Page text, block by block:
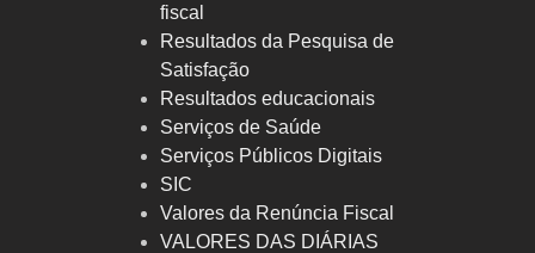
fiscal
Resultados da Pesquisa de
Satisfação
Resultados educacionais
Serviços de Saúde
Serviços Públicos Digitais
SIC
Valores da Renúncia Fiscal
VALORES DAS DIÁRIAS